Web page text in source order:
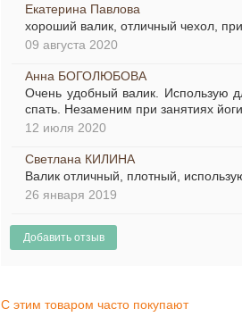
Екатерина Павлова
хороший валик, отличный чехол,
09 августа 2020
Анна БОГОЛЮБОВА
Очень удобный валик. Использую
спать. Незаменим при занятиях
12 июля 2020
Светлана КИЛИНА
Валик отличный, плотный,
26 января 2019
С этим товаром часто покупают